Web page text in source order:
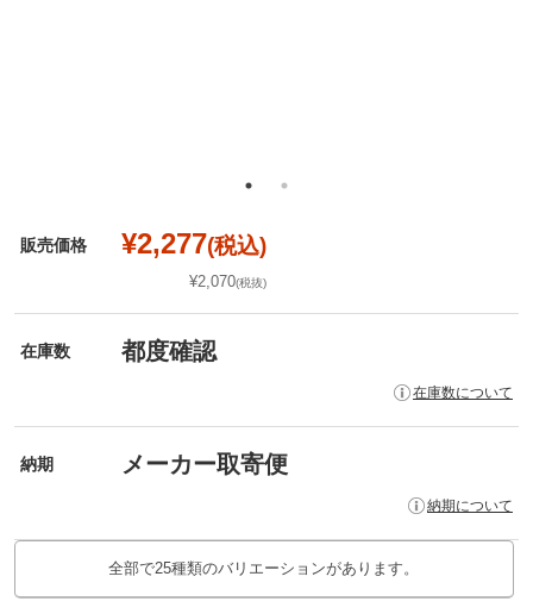
販売価格 ¥2,277(税込)
¥2,070(税抜)
在庫数 都度確認
在庫数について
納期 メーカー取寄便
納期について
全部で25種類のバリエーションがあります。